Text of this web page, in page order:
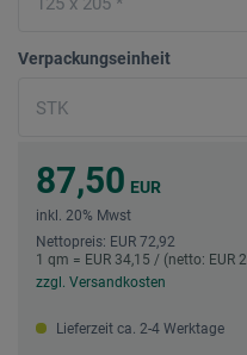
Verpackungseinheit
87,50 EUR
inkl. 20% Mwst
Nettopreis: EUR 72,92
1 qm = EUR 34,15 / (netto: EUR
zzgl. Versandkosten
Lieferzeit ca. 2-4 Werktage